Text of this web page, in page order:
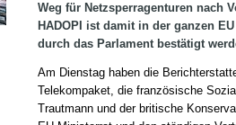
Weg für Netzsperragenturen nach
HADOPI ist damit in der ganzen
durch das Parlament bestätigt
Am Dienstag haben die
Telekompaket, die französische
Trautmann und der britische